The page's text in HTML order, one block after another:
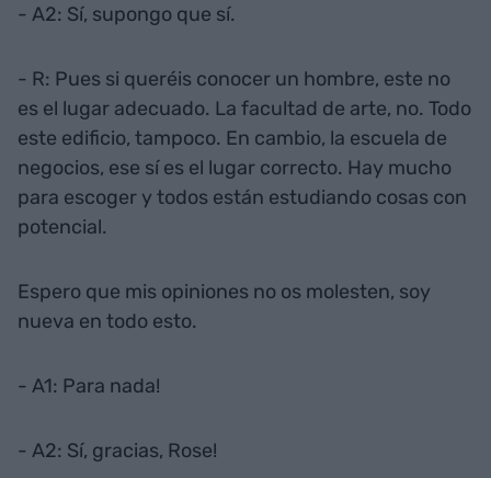
- A2: Sí, supongo que sí.
- R: Pues si queréis conocer un hombre, este no
es el lugar adecuado. La facultad de arte, no. Todo
este edificio, tampoco. En cambio, la escuela de
negocios, ese sí es el lugar correcto. Hay mucho
para escoger y todos están estudiando cosas con
potencial.
Espero que mis opiniones no os molesten, soy
nueva en todo esto.
- A1: Para nada!
- A2: Sí, gracias, Rose!